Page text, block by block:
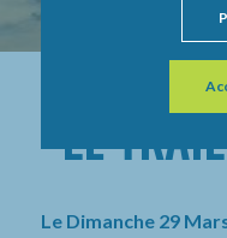
LE
Le Dimanche 29